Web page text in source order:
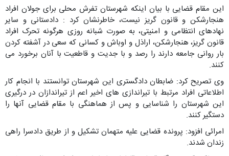
این مقام قضایی با بیان اینکه شهرستان تفرش محلی برای جولان افراد
هنجارشکن و قانون گریز نیست، خاطرنشان کرد : دادستانی و سایر
نهادهای انتظامی و امنیتی، به صورت شبانه روزی هرگونه تحرک افراد
قانون گریز، هنجارشکن، اراذل و اوباش و کسانی که سعی در آشفته کردن
بار روانی جامعه دارند را رصد و با جدیت و قاطعیت با آنان برخورد می
کنند.
وی تصریح کرد: ضابطان دادگستری این شهرستان توانستند با انجام کار
اطلاعاتی افراد مرتبط با تیراندازی های اخیر اعم از تیراندازان در درگیری
این شهرستان را شناسایی و پس از هماهنگی با مقام قضایی آنها را
دستگیر کنند.
امرائی افزود: پرونده قضایی علیه متهمان تشکیل و از طریق دادسرا راهی
زندان شدند.